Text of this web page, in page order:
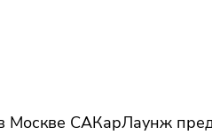
Москве САКарЛаунж